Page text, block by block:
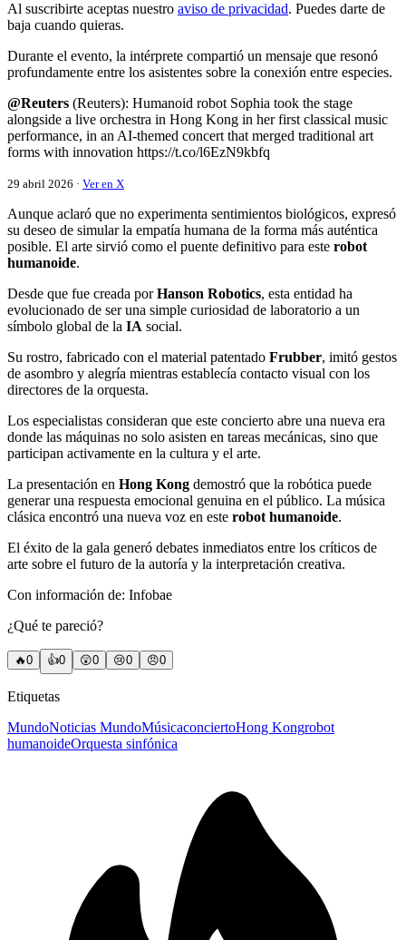
Al suscribirte aceptas nuestro aviso de privacidad. Puedes darte de
baja cuando quieras.
Durante el evento, la intérprete compartió un mensaje que resonó
profundamente entre los asistentes sobre la conexión entre especies.
@Reuters (Reuters): Humanoid robot Sophia took the stage
alongside a live orchestra in Hong Kong in her first classical music
performance, in an AI-themed concert that merged traditional art
forms with innovation https://t.co/l6EzN9kbfq
29 abril 2026 · Ver en X
Aunque aclaró que no experimenta sentimientos biológicos, expresó
su deseo de simular la empatía humana de la forma más auténtica
posible. El arte sirvió como el puente definitivo para este robot
humanoide.
Desde que fue creada porHanson Robotics, esta entidad ha
evolucionado de ser una simple curiosidad de laboratorio a un
símbolo global de la IA social.
Su rostro, fabricado con el material patentado Frubber, imitó gestos
de asombro y alegría mientras establecía contacto visual con los
directores de la orquesta.
Los especialistas consideran que este concierto abre una nueva era
donde las máquinas no solo asisten en tareas mecánicas, sino que
participan activamente en la cultura y el arte.
La presentación en Hong Kong demostró que la robótica puede
generar una respuesta emocional genuina en el público. La música
clásica encontró una nueva voz en este robot humanoide.
El éxito de la gala generó debates inmediatos entre los críticos de
arte sobre el futuro de la autoría y la interpretación creativa.
Con información de: Infobae
¿Qué te pareció?
🔥0 👍0 😲0 😢0 😠0
Etiquetas
MundoNoticias MundoMúsicaconciertoHong Kongrobot
humanoideOrquesta sinfónica